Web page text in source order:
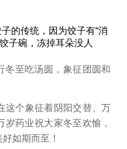
的传统，因为饺子有“消
子碗，冻掉耳朵没人
冬至吃汤圆，象征团圆和
这个象征着阴阳交替、万
药业祝大家冬至欢愉，
如期而至！